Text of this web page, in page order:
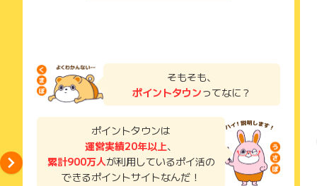
了などのメールは、ポイント獲得するまで必ず保管してくださ
獲得待ち・獲得失敗の状態でお問い合わせされる際に、該当の
メールを送っていただく場合がございます。
そのため、紛失・破棄された場合は対応いたしかねますので、
ご注意ください。
(※) SafariやChromeなどwebサイトを表示するアプリのこと
そもそも、
ポイントタウンってなに？
ポイントタウンは
運営実績20年以上、
累計900万人が利用しているポイ活の
できるポイントサイトなんだ！